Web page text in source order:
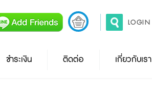
LOGIN
ชำระเงิน ติดต่อ เกี่ยวกับเรา